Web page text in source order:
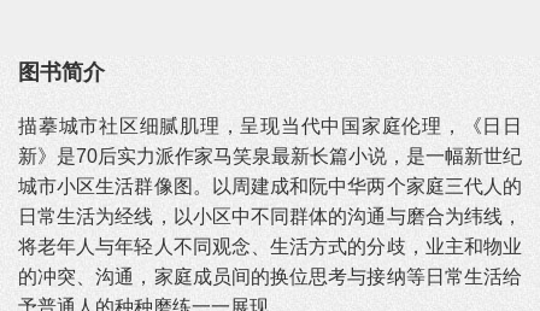
图书简介
描摹城市社区细腻肌理，呈现当代中国家庭伦理，《日日
新》是70后实力派作家马笑泉最新长篇小说，是一幅新世纪
城市小区生活群像图。以周建成和阮中华两个家庭三代人的
日常生活为经线，以小区中不同群体的沟通与磨合为纬线，
将老年人与年轻人不同观念、生活方式的分歧，业主和物业
的冲突、沟通，家庭成员间的换位思考与接纳等日常生活给
予普通人的种种磨练一一展现。